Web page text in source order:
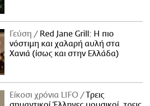
Γεύση
Red Jane Grill: Η πιο
νόστιμη και χαλαρή αυλή στα
Χανιά (ίσως και στην Ελλάδα)
Είκοσι χρόνια LIFO
Tρεις